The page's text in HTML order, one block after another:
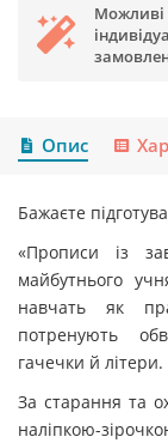
Можливі
Опис
Бажаєте
«Прописи із
майбутнього
навчать як
потренують
гачечки й літери.
За старання та
наліпкою-